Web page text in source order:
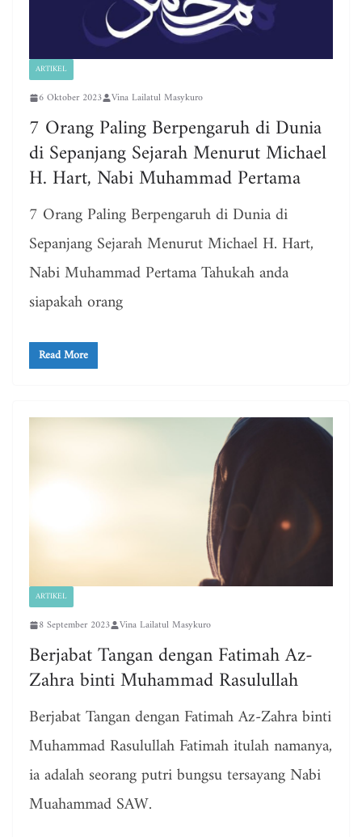
ARTIKEL
6 Oktober 2023 Vina Lailatul Masykuro
7 Orang Paling Berpengaruh di Dunia
di Sepanjang Sejarah Menurut Michael
H. Hart, Nabi Muhammad Pertama
7 Orang Paling Berpengaruh di Dunia di
Sepanjang Sejarah Menurut Michael H. Hart,
Nabi Muhammad Pertama Tahukah anda
siapakah orang
Read More
ARTIKEL
8 September 2023 Vina Lailatul Masykuro
Berjabat Tangan dengan Fatimah Az-
Zahra binti Muhammad Rasulullah
Berjabat Tangan dengan Fatimah Az-Zahra binti
Muhammad Rasulullah Fatimah itulah namanya,
ia adalah seorang putri bungsu tersayang Nabi
Muahammad SAW.